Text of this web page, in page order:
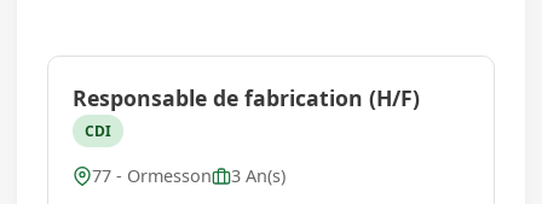
Responsable de fabrication (H/F)
CDI
77 - Ormesson
3 An(s)